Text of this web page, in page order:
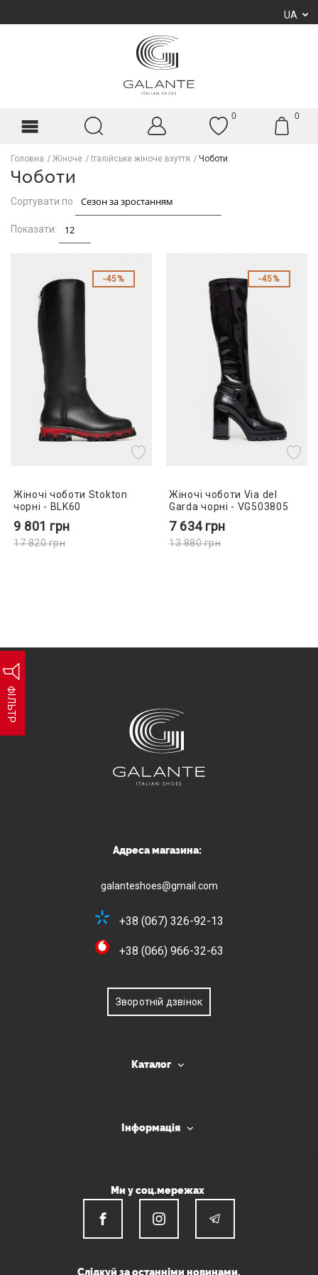
UA
0 0
Головна Жіноче Італійське жіноче взуття Чоботи
Чоботи
ФІЛЬТР
Сортувати по
Показати:
45%
Жіночі чоботи Stokton
чорні - BLK60
9 801 грн
17 820грн
45%
Жіночі чоботи Via del
Garda чорні - VG503805
7 634грн
13 880грн
Адреса магазина:
galanteshoes@gmail.com
+38 (067) 326-92-13
+38 (066) 966-32-63
Зворотній дзвінок
Каталог
Інформація
Ми у соц.мережах
Слідкуй за останніми новинами.